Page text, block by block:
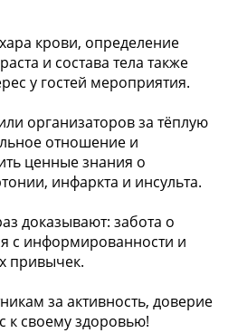
крови, определение
и состава тела также
у гостей мероприятия.
организаторов за тёплую
отношение и
ценные знания о
инфаркта и инсульта.
доказывают: забота о
с информированности и
привычек.
за активность, доверие
к своему здоровью!